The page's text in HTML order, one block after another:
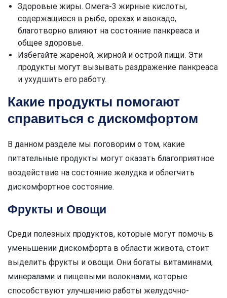
Здоровые жиры. Омега-3 жирные кислоты,
содержащиеся в рыбе, орехах и авокадо,
благотворно влияют на состояние панкреаса и
общее здоровье.
Избегайте жареной, жирной и острой пищи. Эти
продукты могут вызывать раздражение панкреаса
и ухудшить его работу.
Какие продукты помогают
справиться с дискомфортом
В данном разделе мы поговорим о том, какие
питательные продукты могут оказать благоприятное
воздействие на состояние желудка и облегчить
дискомфортное состояние.
Фрукты и Овощи
Среди полезных продуктов, которые могут помочь в
уменьшении дискомфорта в области живота, стоит
выделить фрукты и овощи. Они богаты витаминами,
минералами и пищевыми волокнами, которые
способствуют улучшению работы желудочно-